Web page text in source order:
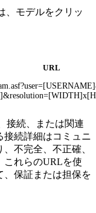
、モデルをクリッ
URL
接続、または関連
接続詳細はコミュニ
不完全、不正確、
これらのURLを使
、保証または担保を